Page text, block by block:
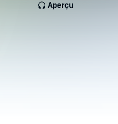
Aperçu